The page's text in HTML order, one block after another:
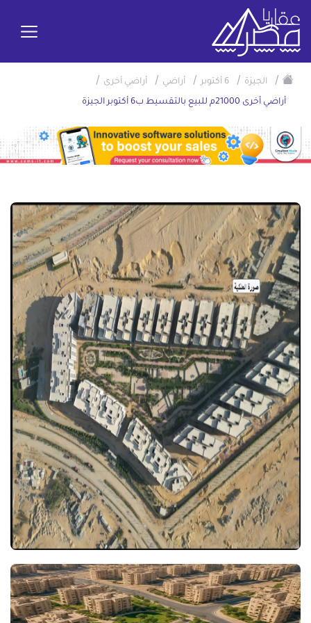
/ الجيزة / 6 أكتوبر / أراضي / أراضي أخرى /
أراضي أخرى 21000م للبيع بالتقسيط ب6 أكتوبر الجيزة